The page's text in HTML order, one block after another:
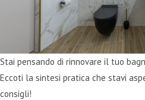
Stai pensando di rinnovare il tuo
Eccoti la sintesi pratica che stavi
consigli!